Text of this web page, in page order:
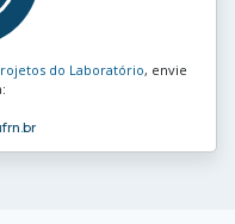
do Laboratório, envie